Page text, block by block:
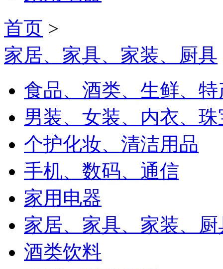
首页 >
家居、家具、家装、厨具
食品、酒类、生鲜、特
男装、女装、内衣、珠
个护化妆、清洁用品
手机、数码、通信
家用电器
家居、家具、家装、厨
酒类饮料